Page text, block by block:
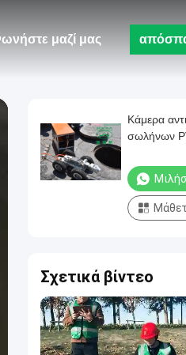
μαζί μας
Κάμερα
σωλήνων
CCTV
Σχετικά βίντεο